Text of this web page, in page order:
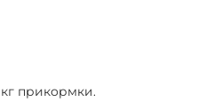
прикормки.